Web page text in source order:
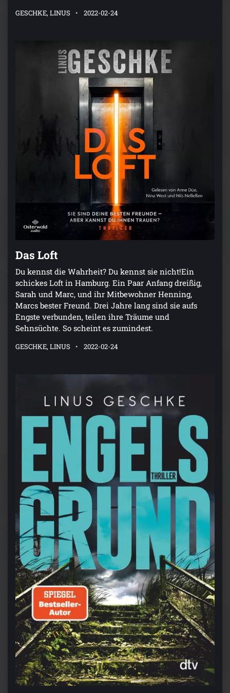
GESCHKE, LINUS 2022-02-24
Das Loft
Du kennst die Wahrheit? Du kennst sie nicht!Ein
schickes Loft in Hamburg. Ein Paar Anfang dreißig,
Sarah und Marc, und ihr Mitbewohner Henning,
Marcs bester Freund. Drei Jahre lang sind sie aufs
Engste verbunden, teilen ihre Träume und
Sehnsüchte. So scheint es zumindest.
GESCHKE, LINUS 2022-02-24